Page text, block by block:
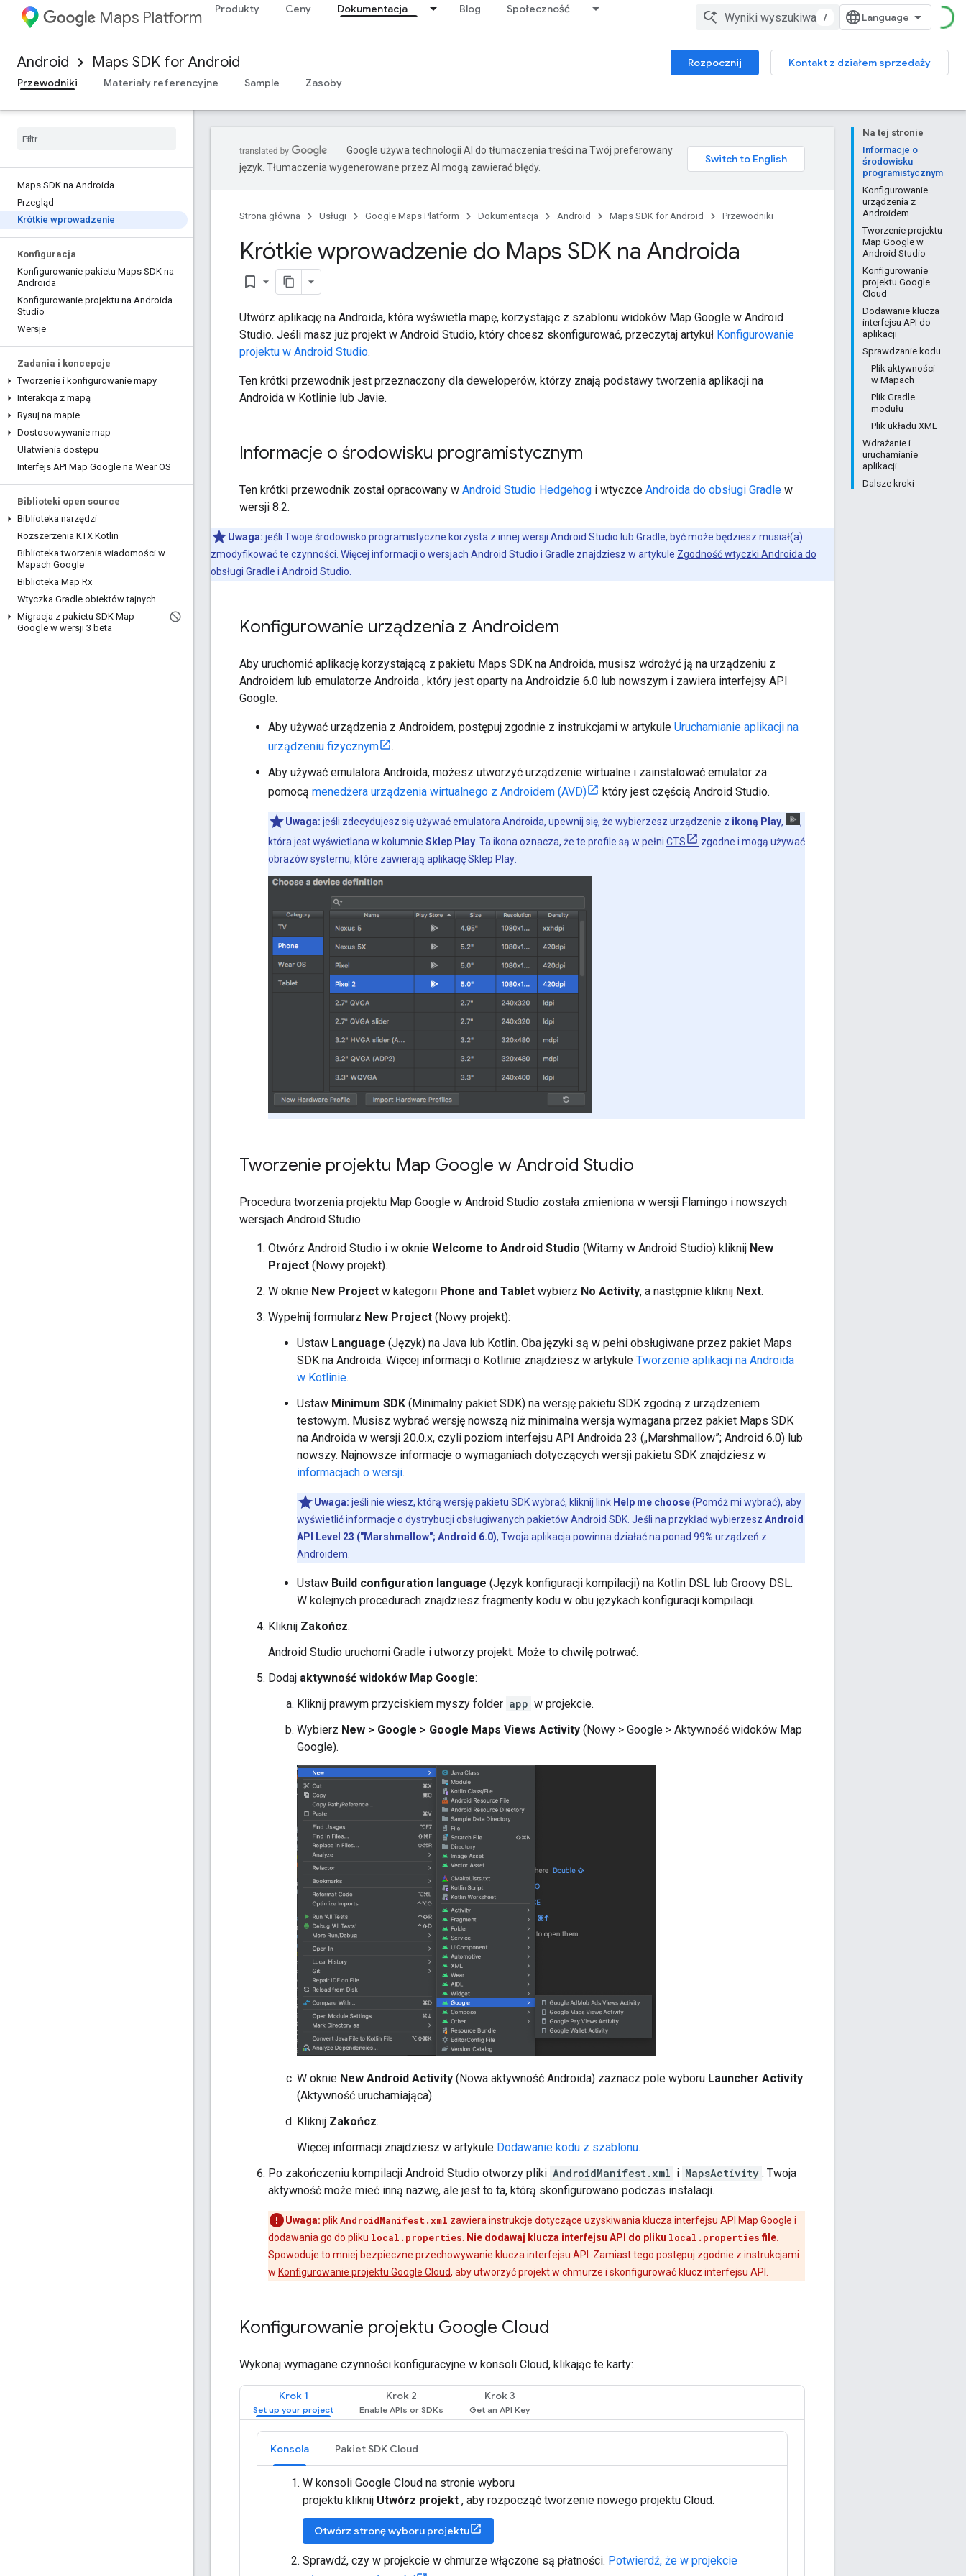
Maps Platform Produkty Ceny Dokumentacja Blog Społeczność
/
Android Maps SDK for Android Rozpocznij
Kontakt z działem sprzedaży
Przewodniki
Materiały referencyjne Sample Zasoby
Maps SDK na Androida
Przegląd
Krótkie wprowadzenie
Konfiguracja
Konfigurowanie pakietu Maps SDK na
Androida
Konfigurowanie projektu na Androida
Studio
Wersje
Zadania i koncepcje
Tworzenie i konfigurowanie mapy
Interakcja z mapą
Rysuj na mapie
Dostosowywanie map
Ułatwienia dostępu
Interfejs API Map Google na Wear OS
Biblioteki open source
Biblioteka narzędzi
Rozszerzenia KTX Kotlin
Biblioteka tworzenia wiadomości w
Mapach Google
Biblioteka Map Rx
Wtyczka Gradle obiektów tajnych
Migracja z pakietu SDK Map
Google w wersji 3 beta
Na tej stronie
Informacje o
środowisku
programistycznym
Konfigurowanie
urządzenia z
Androidem
Tworzenie projektu
Map Google w
Android Studio
Konfigurowanie
projektu Google
Cloud
Dodawanie klucza
interfejsu API do
aplikacji
Sprawdzanie kodu
Plik aktywności
w Mapach
Plik Gradle
modułu
Plik układu XML
Wdrażanie i
uruchamianie
aplikacji
Dalsze kroki
Google używa technologii AI do tłumaczenia treści na Twój preferowany
język. Tłumaczenia wygenerowane przez AI mogą zawierać błędy.
Strona główna Usługi Google Maps Platform Dokumentacja Android Maps SDK for Android Przewodniki
Krótkie wprowadzenie do Maps SDK na Androida
bookmark_border
Utwórz aplikację na Androida, która wyświetla mapę, korzystając z szablonu widoków Map Google w Android
Studio. Jeśli masz już projekt w Android Studio, który chcesz skonfigurować, przeczytaj artykuł Konfigurowanie
projektu w Android Studio.
Ten krótki przewodnik jest przeznaczony dla deweloperów, którzy znają podstawy tworzenia aplikacji na
Androida w Kotlinie lub Javie.
Informacje o środowisku programistycznym
Ten krótki przewodnik został opracowany w Android Studio Hedgehog i wtyczce Androida do obsługi Gradle w
wersji 8.2.
Uwaga: jeśli Twoje środowisko programistyczne korzysta z innej wersji Android Studio lub Gradle, być może będziesz musiał(a)
zmodyfikować te czynności. Więcej informacji o wersjach Android Studio i Gradle znajdziesz w artykule Zgodność wtyczki Androida do
obsługi Gradle i Android Studio.
Konfigurowanie urządzenia z Androidem
Aby uruchomić aplikację korzystającą z pakietu Maps SDK na Androida, musisz wdrożyć ją na urządzeniu z
Androidem lub emulatorze Androida , który jest oparty na Androidzie 6.0 lub nowszym i zawiera interfejsy API
Google.
Aby używać urządzenia z Androidem, postępuj zgodnie z instrukcjami w artykule Uruchamianie aplikacji na
urządzeniu fizycznym
.
Aby używać emulatora Androida, możesz utworzyć urządzenie wirtualne i zainstalować emulator za
pomocą menedżera urządzenia wirtualnego z Androidem (AVD) który jest częścią Android Studio.
Uwaga: jeśli zdecydujesz się używać emulatora Androida, upewnij się, że wybierzesz urządzenie z ikoną Play,
,
która jest wyświetlana w kolumnie Sklep Play . Ta ikona oznacza, że te profile są w pełni CTS
zgodne i mogą używać
obrazów systemu, które zawierają aplikację Sklep Play:
Tworzenie projektu Map Google w Android Studio
Procedura tworzenia projektu Map Google w Android Studio została zmieniona w wersji Flamingo i nowszych
wersjach Android Studio.
Otwórz Android Studio i w oknie Welcome to Android Studio (Witamy w Android Studio) kliknij New
Project (Nowy projekt).
W oknie New Project w kategorii Phone and Tablet wybierz No Activity, a następnie kliknij Next.
Wypełnij formularz New Project (Nowy projekt):
Ustaw Language (Język) na Java lub Kotlin. Oba języki są w pełni obsługiwane przez pakiet Maps
SDK na Androida. Więcej informacji o Kotlinie znajdziesz w artykule Tworzenie aplikacji na Androida
w Kotlinie.
Ustaw Minimum SDK (Minimalny pakiet SDK) na wersję pakietu SDK zgodną z urządzeniem
testowym. Musisz wybrać wersję nowszą niż minimalna wersja wymagana przez pakiet Maps SDK
na Androida w wersji 20.0.x, czyli poziom interfejsu API Androida 23 („Marshmallow”; Android 6.0) lub
nowszy. Najnowsze informacje o wymaganiach dotyczących wersji pakietu SDK znajdziesz w
informacjach o wersji.
Uwaga: jeśli nie wiesz, którą wersję pakietu SDK wybrać, kliknij link Help me choose(Pomóż mi wybrać), aby
wyświetlić informacje o dystrybucji obsługiwanych pakietów Android SDK. Jeśli na przykład wybierzesz Android
API Level 23 ("Marshmallow"; Android 6.0), Twoja aplikacja powinna działać na ponad 99% urządzeń z
Androidem.
Ustaw Build configuration language (Język konfiguracji kompilacji) na Kotlin DSL lub Groovy DSL.
W kolejnych procedurach znajdziesz fragmenty kodu w obu językach konfiguracji kompilacji.
Kliknij Zakończ.
Android Studio uruchomi Gradle i utworzy projekt. Może to chwilę potrwać.
Dodaj aktywność widoków Map Google:
Kliknij prawym przyciskiem myszy folder app w projekcie.
Wybierz New > Google > Google Maps Views Activity (Nowy > Google > Aktywność widoków Map
Google).
W oknie New Android Activity (Nowa aktywność Androida) zaznacz pole wyboru Launcher Activity
(Aktywność uruchamiająca).
Kliknij Zakończ.
Więcej informacji znajdziesz w artykule Dodawanie kodu z szablonu.
Po zakończeniu kompilacji Android Studio otworzy pliki AndroidManifest.xml i MapsActivity . Twoja
aktywność może mieć inną nazwę, ale jest to ta, którą skonfigurowano podczas instalacji.
Uwaga: plikAndroidManifest.xml zawiera instrukcje dotyczące uzyskiwania klucza interfejsu API Map Google i
dodawania go do pliku local.properties. Nie dodawaj klucza interfejsu API do pliku local.properties file.
Spowoduje to mniej bezpieczne przechowywanie klucza interfejsu API. Zamiast tego postępuj zgodnie z instrukcjami
w Konfigurowanie projektu Google Cloud, aby utworzyć projekt w chmurze i skonfigurować klucz interfejsu API.
Konfigurowanie projektu Google Cloud
Wykonaj wymagane czynności konfiguracyjne w konsoli Cloud, klikając te karty:
Krok 1 Krok 2 Krok 3
Konsola Pakiet SDK Cloud
W konsoli Google Cloud na stronie wyboru
projektu kliknij Utwórz projekt , aby rozpocząć tworzenie nowego projektu Cloud.
Otwórz stronę wyboru projektu
Sprawdź, czy w projekcie w chmurze włączone są płatności. Potwierdź, że w projekcie